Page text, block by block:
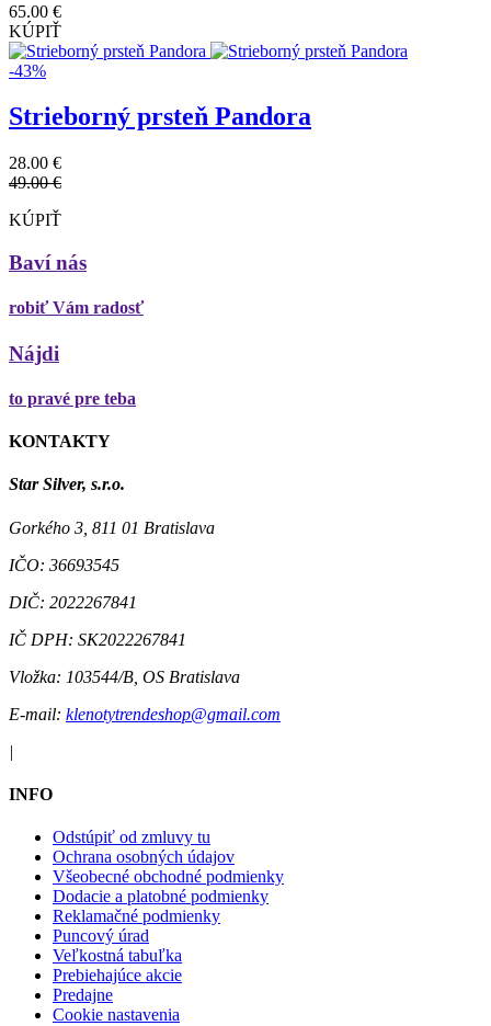
65.00 €
KÚPIŤ
-43%
Strieborný prsteň Pandora
28.00 €
49.00 €
KÚPIŤ
Baví nás
robiť Vám radosť
Nájdi
to pravé pre teba
KONTAKTY
Star Silver, s.r.o.
Gorkého 3, 811 01 Bratislava
IČO: 36693545
DIČ: 2022267841
IČ DPH: SK2022267841
Vložka: 103544/B, OS Bratislava
E-mail: klenotytrendeshop@gmail.com
|
INFO
Odstúpiť od zmluvy tu
Ochrana osobných údajov
Všeobecné obchodné podmienky
Dodacie a platobné podmienky
Reklamačné podmienky
Puncový úrad
Veľkostná tabuľka
Prebiehajúce akcie
Predajne
Cookie nastavenia